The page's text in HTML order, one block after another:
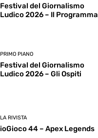
Festival del Giornalismo
Ludico 2026 – Il Programma
PRIMO PIANO
Festival del Giornalismo
Ludico 2026 – Gli Ospiti
LA RIVISTA
ioGioco 44 – Apex Legends